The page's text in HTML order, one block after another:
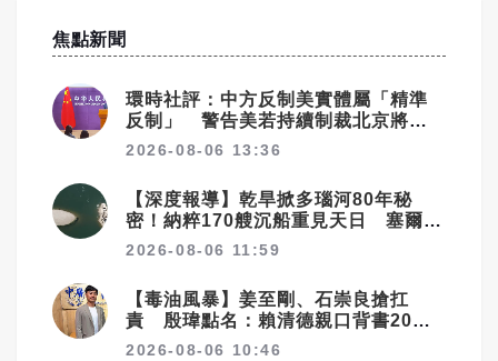
焦點新聞
環時社評：中方反制美實體屬「精準
反制」 警告美若持續制裁北京將採
更強措施
2026-08-06 13:36
【深度報導】乾旱掀多瑙河80年秘
密！納粹170艘沉船重見天日 塞爾維
亞砸數億清障救航運命脈
2026-08-06 11:59
【毒油風暴】姜至剛、石崇良搶扛
責 殷瑋點名：賴清德親口背書20%
毒油放行
2026-08-06 10:46